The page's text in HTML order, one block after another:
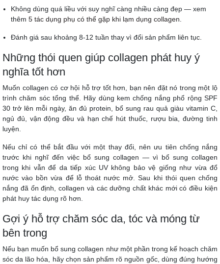
Không dùng quá liều với suy nghĩ càng nhiều càng đẹp — xem
thêm 5 tác dụng phụ có thể gặp khi lạm dụng collagen.
Đánh giá sau khoảng 8-12 tuần thay vì đổi sản phẩm liên tục.
Những thói quen giúp collagen phát huy ý
nghĩa tốt hơn
Muốn collagen có cơ hội hỗ trợ tốt hơn, bạn nên đặt nó trong một lộ
trình chăm sóc tổng thể. Hãy dùng kem chống nắng phổ rộng SPF
30 trở lên mỗi ngày, ăn đủ protein, bổ sung rau quả giàu vitamin C,
ngủ đủ, vận động đều và hạn chế hút thuốc, rượu bia, đường tinh
luyện.
Nếu chỉ có thể bắt đầu với một thay đổi, nên ưu tiên chống nắng
trước khi nghĩ đến việc bổ sung collagen — vì bổ sung collagen
trong khi vẫn để da tiếp xúc UV không bảo vệ giống như vừa đổ
nước vào bồn vừa để lỗ thoát nước mở. Sau khi thói quen chống
nắng đã ổn định, collagen và các dưỡng chất khác mới có điều kiện
phát huy tác dụng rõ hơn.
Gợi ý hỗ trợ chăm sóc da, tóc và móng từ
bên trong
Nếu bạn muốn bổ sung collagen như một phần trong kế hoạch chăm
sóc da lão hóa, hãy chọn sản phẩm rõ nguồn gốc, dùng đúng hướng